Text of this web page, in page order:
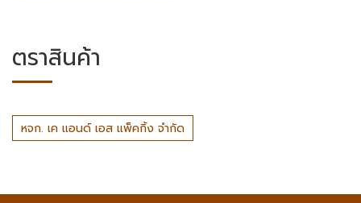
ตราสินค้า
​หจก. เค แอนด์ เอส แพ็คกิ้ง จำกัด